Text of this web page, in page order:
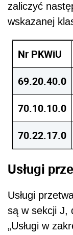
zaliczyć
wskazanej
Nr PKWiU
69.20.40.0
70.10.10.0
70.22.17.0
Usługi
Usługi
są w sekcji J,
„Usługi w